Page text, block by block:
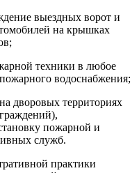
выездных ворот и
на крышках
техники в любое
водоснабжения;
дворовых территориях
пожарной и
служб.
практики